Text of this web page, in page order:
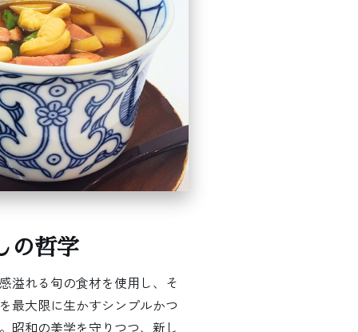
の哲学
溢れる旬の食材を使用し、そ
最大限に生かすシンプルかつ
昭和の美学を守りつつ、新し